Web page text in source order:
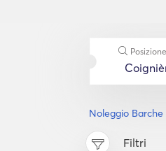
Noleggio Barche
Filtri